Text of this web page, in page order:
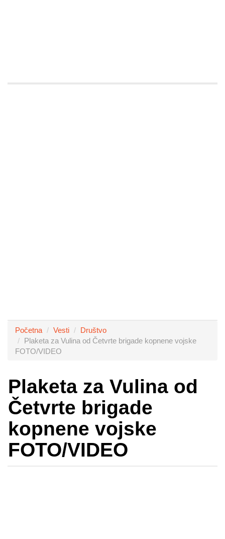
Početna Vesti
Društvo
Plaketa za Vulina od Četvrte brigade kopnene vojske
FOTO/VIDEO
Plaketa za Vulina od
Četvrte brigade
kopnene vojske
FOTO/VIDEO